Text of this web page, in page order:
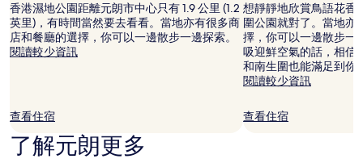
香港濕地公園距離元朗市中心只有 1.9 公里 (1.2
英里)，有時間當然要去看看。當地亦有很多商
店和餐廳的選擇，你可以一邊散步一邊探索。
閱讀較少資訊
查看住宿
想靜靜地欣賞鳥語花香
圍公園就對了。當地亦
擇，你可以一邊散步一
吸迎鮮空氣的話，相信
和南生圍也能滿足到你
閱讀較少資訊
查看住宿
了解元朗更多